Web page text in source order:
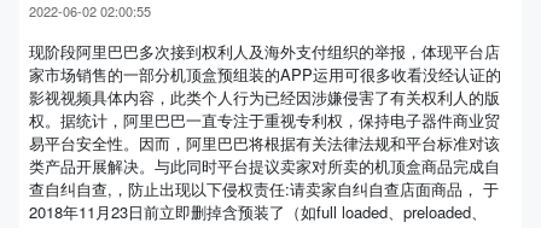
2022-06-02 02:00:55
现阶段阿里巴巴多次接到权利人及海外支付组织的举报，体现平台店
家市场销售的一部分机顶盒预组装的APP运用可很多收看没经认证的
影视视频具体内容，此类个人行为已经因涉嫌侵害了有关权利人的版
权。据统计，阿里巴巴一直专注于重视专利权，保持电子器件商业贸
易平台安全性。因而，阿里巴巴将根据有关法律法规和平台标准对该
类产品开展解决。与此同时平台提议卖家对所卖的机顶盒商品完成自
查自纠自查,，防止出现以下侵权责任:请卖家自纠自查店面商品， 于
2018年11月23日前立即删掉含预装了（如full loaded、preloaded、